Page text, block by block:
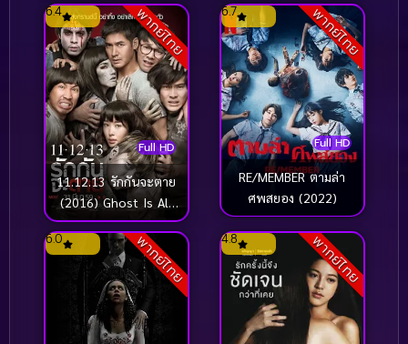
พากย์ไทย
Full HD
6.4
11.12.13 รักกันจะตาย
(2016) Ghost Is All
Around
พากย์ไทย
Full HD
6.7
RE/MEMBER ตามล่า
ศพสยอง (2022)
พากย์ไทย
6.0 พากย์ไทย
4.8